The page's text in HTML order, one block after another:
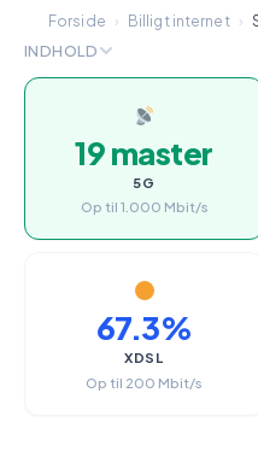
Forside › Billigt internet ›
INDHOLD
19 master
5G
Op til 1.000 Mbit/s
67.3%
XDSL
Op til 200 Mbit/s